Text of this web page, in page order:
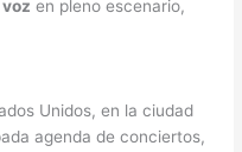
voz en pleno escenario,
Unidos, en la ciudad
agenda de conciertos,